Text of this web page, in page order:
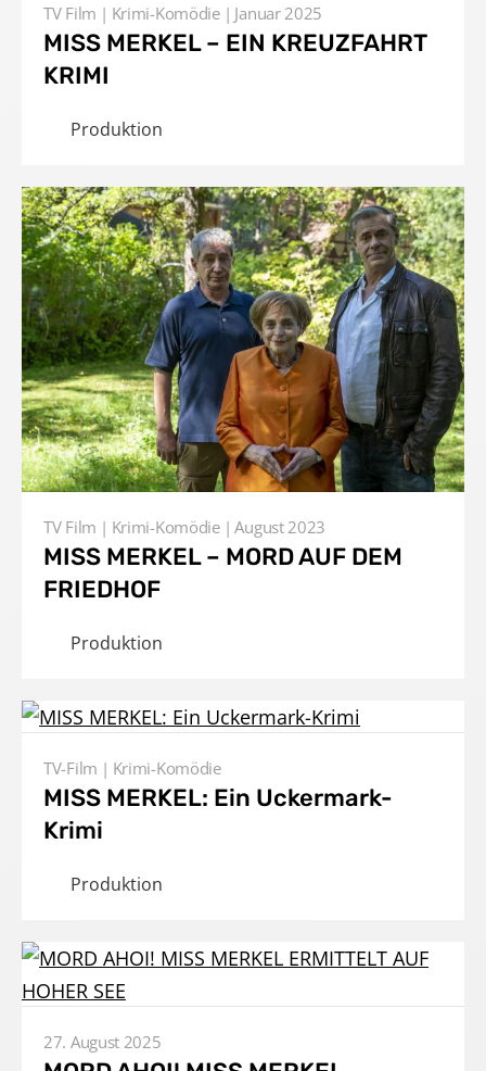
TV Film Krimi-Komödie Januar 2025
MISS MERKEL – EIN KREUZFAHRT
KRIMI
Produktion
TV Film Krimi-Komödie August 2023
MISS MERKEL – MORD AUF DEM
FRIEDHOF
Produktion
TV-Film Krimi-Komödie
MISS MERKEL: Ein Uckermark-
Krimi
Produktion
27. August 2025